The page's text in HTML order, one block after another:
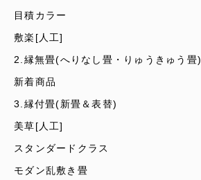
目積カラー
敷楽[人工]
2.縁無畳(へりなし畳・りゅうきゅう畳)
新着商品
3.縁付畳(新畳＆表替)
美草[人工]
スタンダードクラス
モダン乱敷き畳